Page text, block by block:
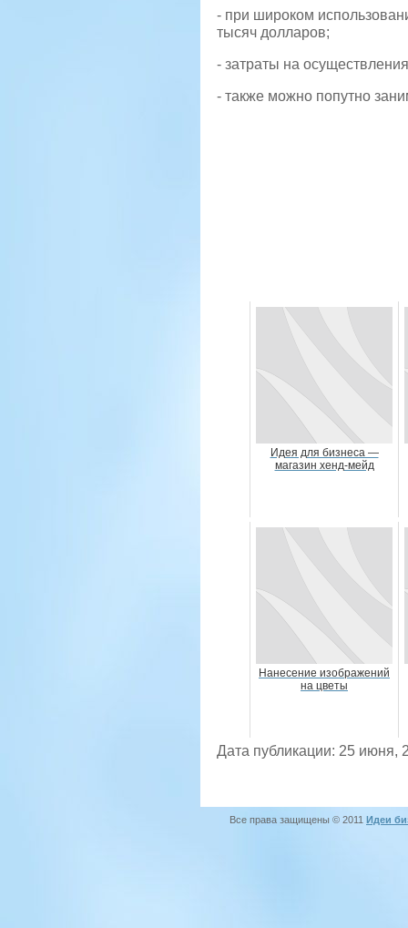
- при широком
тысяч долларов;
- затраты на
- также можно попутно
Идея для бизнеса —
магазин хенд-мейд
Нанесение изображений
на цветы
Дата публикации: 25 июня,
Все права защищены © 2011 Идеи